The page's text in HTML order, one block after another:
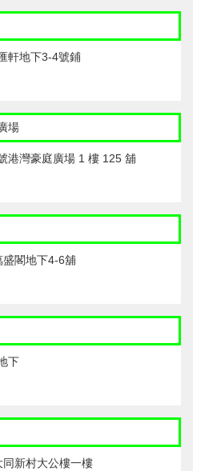
軒地下3-4號鋪
場
港灣豪庭廣場 1 樓 125 舖
盛閣地下4-6舖
下
新村大公樓一樓